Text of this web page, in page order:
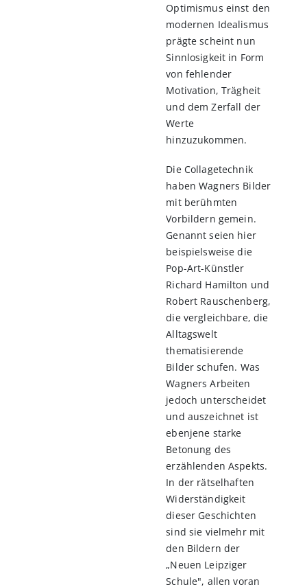
Optimismus einst den
modernen Idealismus
prägte scheint nun
Sinnlosigkeit in Form
von fehlender
Motivation, Trägheit
und dem Zerfall der
Werte
hinzuzukommen.
Die Collagetechnik
haben Wagners Bilder
mit berühmten
Vorbildern gemein.
Genannt seien hier
beispielsweise die
Pop-Art-Künstler
Richard Hamilton und
Robert Rauschenberg,
die vergleichbare, die
Alltagswelt
thematisierende
Bilder schufen. Was
Wagners Arbeiten
jedoch unterscheidet
und auszeichnet ist
ebenjene starke
Betonung des
erzählenden Aspekts.
In der rätselhaften
Widerständigkeit
dieser Geschichten
sind sie vielmehr mit
den Bildern der
„Neuen Leipziger
Schule", allen voran